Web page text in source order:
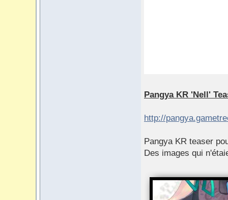
Pangya KR 'Nell'
http://
Pangya KR teaser
Des images qui